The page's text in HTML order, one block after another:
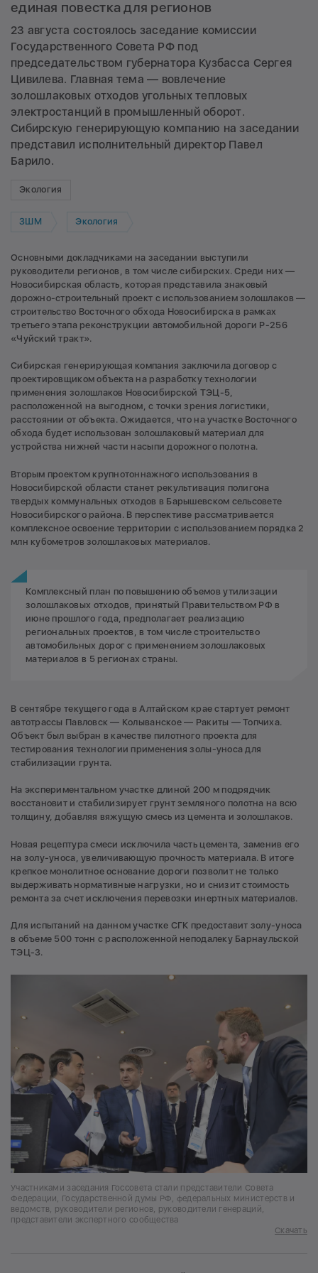
единая повестка для регионов
23 августа состоялось заседание комиссии
Государственного Совета РФ под
председательством губернатора Кузбасса Сергея
Цивилева. Главная тема — вовлечение
золошлаковых отходов угольных тепловых
электростанций в промышленный оборот.
Сибирскую генерирующую компанию на заседании
представил исполнительный директор Павел
Барило.
Экология
ЗШМ Экология
Основными докладчиками на заседании выступили
руководители регионов, в том числе сибирских. Среди них —
Новосибирская область, которая представила знаковый
дорожно-строительный проект с использованием золошлаков —
строительство Восточного обхода Новосибирска в рамках
третьего этапа реконструкции автомобильной дороги Р-256
«Чуйский тракт».
Сибирская генерирующая компания заключила договор с
проектировщиком объекта на разработку технологии
применения золошлаков Новосибирской ТЭЦ-5,
расположенной на выгодном, с точки зрения логистики,
расстоянии от объекта. Ожидается, что на участке Восточного
обхода будет использован золошлаковый материал для
устройства нижней части насыпи дорожного полотна.
Вторым проектом крупнотоннажного использования в
Новосибирской области станет рекультивация полигона
твердых коммунальных отходов в Барышевском сельсовете
Новосибирского района. В перспективе рассматривается
комплексное освоение территории с использованием порядка 2
млн кубометров золошлаковых материалов.
Комплексный план по повышению объемов утилизации
золошлаковых отходов, принятый Правительством РФ в
июне прошлого года, предполагает реализацию
региональных проектов, в том числе строительство
автомобильных дорог с применением золошлаковых
материалов в 5 регионах страны.
В сентябре текущего года в Алтайском крае стартует ремонт
автотрассы Павловск — Колыванское — Ракиты — Топчиха.
Объект был выбран в качестве пилотного проекта для
тестирования технологии применения золы-уноса для
стабилизации грунта.
На экспериментальном участке длиной 200 м подрядчик
восстановит и стабилизирует грунт земляного полотна на всю
толщину, добавляя вяжущую смесь из цемента и золошлаков.
Новая рецептура смеси исключила часть цемента, заменив его
на золу-уноса, увеличивающую прочность материала. В итоге
крепкое монолитное основание дороги позволит не только
выдерживать нормативные нагрузки, но и снизит стоимость
ремонта за счет исключения перевозки инертных материалов.
Для испытаний на данном участке СГК предоставит золу-уноса
в объеме 500 тонн с расположенной неподалеку Барнаульской
ТЭЦ-3.
Участниками заседания Госсовета стали представители Совета
Федерации, Государственной думы РФ, федеральных министерств и
ведомств, руководители регионов, руководители генераций,
представители экспертного сообщества
Скачать